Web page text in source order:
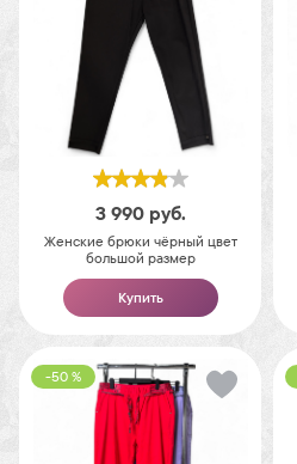
3 990 руб.
Женские брюки чёрный цвет
большой размер
Купить
-50 %